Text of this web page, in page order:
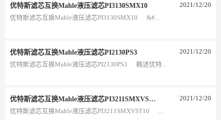
优特斯滤芯互换Mahle液压滤芯PI3130SMX10 2021 /12/20
优特斯滤芯互换Mahle液压滤芯PI3130SMX10 &#...
优特斯滤芯互换Mahle液压滤芯PI2130PS3 2021 /12/20
优特斯滤芯互换Mahle液压滤芯PI2130PS3 概述优特...
优特斯滤芯互换Mahle液压滤芯PI3211SMXVST10 2021 /12/20
优特斯滤芯互换Mahle液压滤芯PI3211SMXVST10 ...